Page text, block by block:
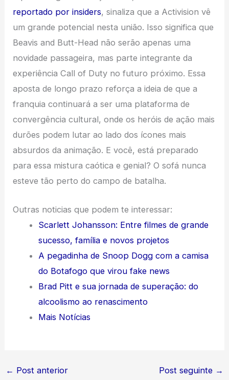
reportado por insiders, sinaliza que a Activision vê
um grande potencial nesta união. Isso significa que
Beavis and Butt-Head não serão apenas uma
novidade passageira, mas parte integrante da
experiência Call of Duty no futuro próximo. Essa
aposta de longo prazo reforça a ideia de que a
franquia continuará a ser uma plataforma de
convergência cultural, onde os heróis de ação mais
durões podem lutar ao lado dos ícones mais
absurdos da animação. E você, está preparado
para essa mistura caótica e genial? O sofá nunca
esteve tão perto do campo de batalha.
Outras noticias que podem te interessar:
Scarlett Johansson: Entre filmes de grande
sucesso, família e novos projetos
A pegadinha de Snoop Dogg com a camisa
do Botafogo que virou fake news
Brad Pitt e sua jornada de superação: do
alcoolismo ao renascimento
Mais Notícias
← Post anterior Post seguinte →